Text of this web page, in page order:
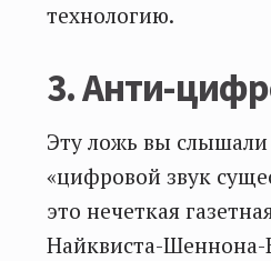
технологию.
3. Анти-
Эту ложь вы
«цифровой звук
это нечеткая
Найквиста-Шеннона-